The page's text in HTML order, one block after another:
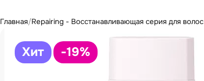
Главная/Repairing - Восстанавливающая серия для волос
Хит -19%